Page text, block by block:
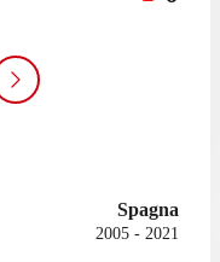
Spagna
2005 - 2021